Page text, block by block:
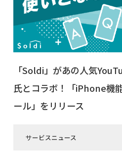
「Soldi」があの人気
氏とコラボ！「iPhone機
ール」をリリース
サービスニュース